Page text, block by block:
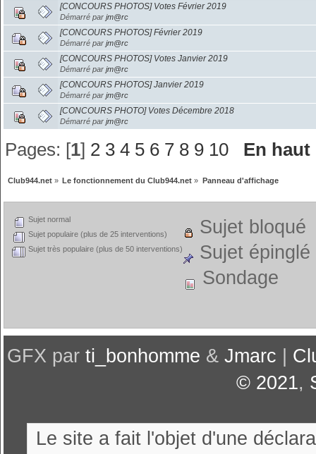
[CONCOURS PHOTOS] Votes Février 2019
Démarré par jm@rc
[CONCOURS PHOTOS] Février 2019
Démarré par jm@rc
[CONCOURS PHOTOS] Votes Janvier 2019
Démarré par jm@rc
[CONCOURS PHOTOS] Janvier 2019
Démarré par jm@rc
[CONCOURS PHOTO] Votes Décembre 2018
Démarré par jm@rc
Pages: [1] 2 3 4 5 6 7 8 9 10 En haut
Club944.net» Le fonctionnement du Club944.net » Panneau d'affichage
Sujet normal
Sujet populaire (plus de 25 interventions)
Sujet très populaire (plus de 50 interventions)
Sujet bloqué
Sujet épinglé
Sondage
GFX par ti_bonhomme & Jmarc
© 2021,
Le site a fait l'objet d'une